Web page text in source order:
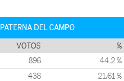
DEL CAMPO
VOTOS %
896 44,2 %
438 21,61 %